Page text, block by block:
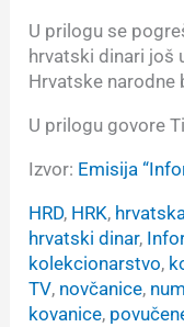
U prilogu se
hrvatski dinari još
Hrvatske narodne
U prilogu govore
Izvor: Emisija
HRD, HRK,
hrvatski dinar,
kolekcionarstvo,
TV, novčanice,
kovanice,